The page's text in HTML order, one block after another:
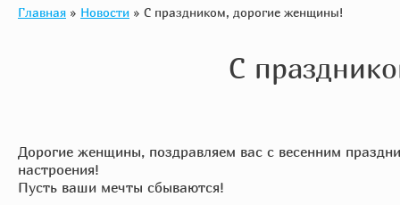
Главная » Новости » С праздником, дорогие женщины!
С
Дорогие женщины, поздравляем вас с весенним
настроения!
Пусть ваши мечты сбываются!